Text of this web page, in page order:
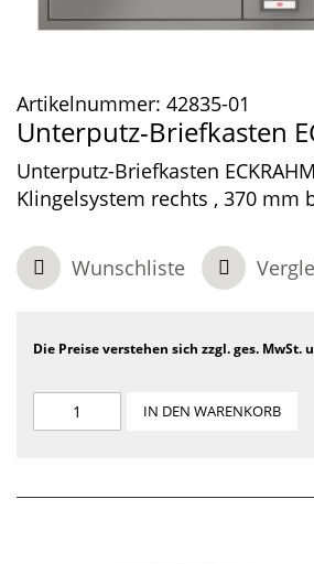
Artikelnummer: 42835-01
Unterputz-Briefkasten
Unterputz-Briefkasten
Klingelsystem rechts , 370 mm
Wunschliste
Die Preise verstehen sich zzgl. ges. MwSt.
IN DEN WARENKORB